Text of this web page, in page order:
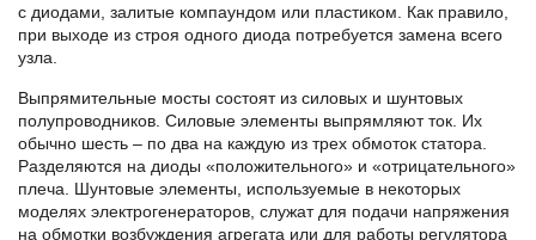
с диодами, залитые компаундом или пластиком. Как правило,
при выходе из строя одного диода потребуется замена всего
узла.
Выпрямительные мосты состоят из силовых и шунтовых
полупроводников. Силовые элементы выпрямляют ток. Их
обычно шесть – по два на каждую из трех обмоток статора.
Разделяются на диоды «положительного» и «отрицательного»
плеча. Шунтовые элементы, используемые в некоторых
моделях электрогенераторов, служат для подачи напряжения
на обмотки возбуждения агрегата или для работы регулятора